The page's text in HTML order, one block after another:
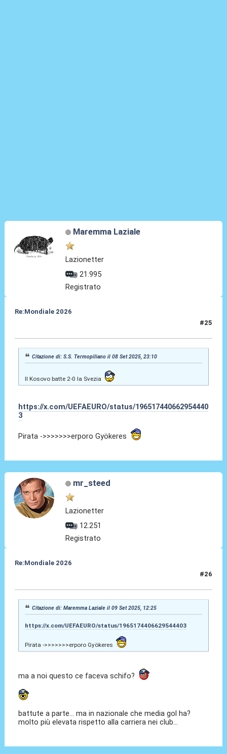
Maremma Laziale
Lazionetter
21.995
Registrato
Re:Mondiale 2026
#25
Citazione di: S.S. Termopiliano il 08 Set 2025, 23:10
Il Kosovo batte 2-0 la Svezia
https://x.com/UEFAEURO/status/196517440662954440
3
Pirata ->>>>>>>erporo Gyökeres
mr_steed
Lazionetter
12.251
Registrato
Re:Mondiale 2026
#26
Citazione di: Maremma Laziale il 09 Set 2025, 12:25
https://x.com/UEFAEURO/status/1965174406629544403
Pirata ->>>>>>>erporo Gyökeres
ma a noi questo ce faceva schifo?
battute a parte... ma in nazionale che media gol ha?
molto più elevata rispetto alla carriera nei club...